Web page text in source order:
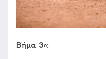
Βήμα 3ο: